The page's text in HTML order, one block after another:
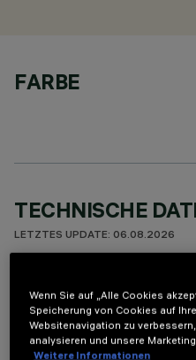
FARBE
TECHNISCHE
LETZTES UPDATE: 06.08.2026
Miniaturisierte, lineare
Elementen mit LED-Lampen
kompakten Größe der
Wenn Sie auf „Alle Cookies
Speicherung von Cookies auf
Websitenavigation zu
analysieren und unsere
Weitere Informationen